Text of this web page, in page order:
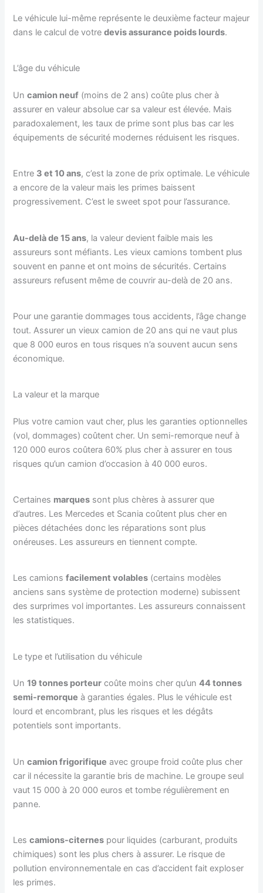
Le véhicule lui-même représente le deuxième facteur majeur
dans le calcul de votredevis assurance poids lourds.
L’âge du véhicule
Uncamion neuf (moins de 2 ans) coûte plus cher à
assurer en valeur absolue car sa valeur est élevée. Mais
paradoxalement, les taux de prime sont plus bas car les
équipements de sécurité modernes réduisent les risques.
Entre 3 et 10 ans, c’est la zone de prix optimale. Le véhicule
a encore de la valeur mais les primes baissent
progressivement. C’est le sweet spot pour l’assurance.
Au-delà de 15 ans, la valeur devient faible mais les
assureurs sont méfiants. Les vieux camions tombent plus
souvent en panne et ont moins de sécurités. Certains
assureurs refusent même de couvrir au-delà de 20 ans.
Pour une garantie dommages tous accidents, l’âge change
tout. Assurer un vieux camion de 20 ans qui ne vaut plus
que 8 000 euros en tous risques n’a souvent aucun sens
économique.
La valeur et la marque
Plus votre camion vaut cher, plus les garanties optionnelles
(vol, dommages) coûtent cher. Un semi-remorque neuf à
120 000 euros coûtera 60% plus cher à assurer en tous
risques qu’un camion d’occasion à 40 000 euros.
Certaines marques sont plus chères à assurer que
d’autres. Les Mercedes et Scania coûtent plus cher en
pièces détachées donc les réparations sont plus
onéreuses. Les assureurs en tiennent compte.
Les camionsfacilement volables (certains modèles
anciens sans système de protection moderne) subissent
des surprimes vol importantes. Les assureurs connaissent
les statistiques.
Le type et l’utilisation du véhicule
Un19 tonnes porteur coûte moins cher qu’un44 tonnes
semi-remorque à garanties égales. Plus le véhicule est
lourd et encombrant, plus les risques et les dégâts
potentiels sont importants.
Uncamion frigorifique avec groupe froid coûte plus cher
car il nécessite la garantie bris de machine. Le groupe seul
vaut 15 000 à 20 000 euros et tombe régulièrement en
panne.
Lescamions-citernes pour liquides (carburant, produits
chimiques) sont les plus chers à assurer. Le risque de
pollution environnementale en cas d’accident fait exploser
les primes.